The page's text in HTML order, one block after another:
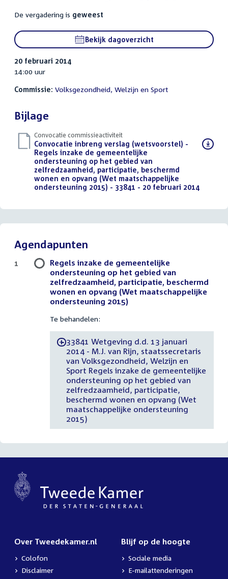
De vergadering is geweest
Bekijk dagoverzicht
20 februari 2014
14:00 uur
Commissie: Volksgezondheid, Welzijn en Sport
Bijlage
Convocatie commissieactiviteit
Download
bestand:
Convocatie inbreng verslag (wetsvoorstel) -
Regels inzake de gemeentelijke
ondersteuning op het gebied van
zelfredzaamheid, participatie, beschermd
wonen en opvang (Wet maatschappelijke
ondersteuning 2015) - 33841 - 20 februari 2014(PDF)
Agendapunten
Regels inzake de gemeentelijke
ondersteuning op het gebied van
zelfredzaamheid, participatie, beschermd
wonen en opvang (Wet maatschappelijke
ondersteuning 2015)
Te behandelen:
-33841 Wetgeving d.d. 13 januari
2014 - M.J. van Rijn, staatssecretaris
van Volksgezondheid, Welzijn en
Sport Regels inzake de gemeentelijke
ondersteuning op het gebied van
zelfredzaamheid, participatie,
beschermd wonen en opvang (Wet
maatschappelijke ondersteuning
2015)
1
Over Tweedekamer.nl
Colofon
Disclaimer
Blijf op de hoogte
Sociale media
E-mailattenderingen